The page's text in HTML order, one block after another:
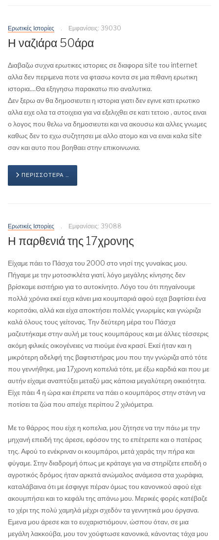
Ερωτικές Ιστορίες Εμφανίσεις: 39030
Η ναζιάρα 50άρα
Διαβαζω συχνα ερωτικες ιστοριες σε διαφορα site του internet
αλλα δεν περιμενα ποτε να φτασω κοντα σε μια πιθανη ερωτικη
ιστορια....Θα εξηγησω παρακατω πιο αναλυτικα.
Δεν ξερω αν θα δημοσιευτει η ιστορια γιατι δεν εγινε κατι ερωτικο
αλλα ειχε ολα τα στοιχεια για να εξελιχθει σε κατι τετοιο , αυτος ειναι
ο λογος που θελω να δημοσιευτει και να ακουσω και αλλες γνωμες
καθως δεν το εχω συζητησει με αλλο ατομο και να ειναι καλα site
σαν και αυτο που βοηθαει στην επικοινωνια.
ΠΕΡΙΣΣΌΤΕΡΑ …
Ερωτικές Ιστορίες Εμφανίσεις: 39088
Η παρθενιά της 17χρονης
Είχαμε πάει το Πάσχα του 2000 στο νησί της γυναίκας μου.
Πήγαμε με την μοτοσικλέτα γιατί, λόγο μεγάλης κίνησης δεν
βρίσκαμε εισιτήριο για το αυτοκίνητο. Λόγο του ότι πηγαίνουμε
πολλά χρόνια εκεί ειχα κάνει μια κουμπαριά αφού ειχα βαφτίσει ένα
κοριτσάκι, αλλά και είχα αποκτήσει πολλές γνωριμίες και γνώριζα
καλά όλους τους γείτονας. Την δεύτερη μέρα του Πάσχα
μαζευτήκαμε στην αυλή με τους κουμπάρους και με άλλες τέσσερις
ακόμη φιλικές οικογένειες να πιούμε ένα κρασί. Εκεί ήταν και η
μικρότερη αδελφή της βαφτιστήρας μου που την γνώριζα από τότε
που γεννήθηκε, μια 17χρονη κοπελιά τότε, με έξω καρδιά και που με
αυτήν είχαμε αναπτύξει μεταξύ μας κάποια μεγαλύτερη οικειότητα.
Είχε πάει 4 η ώρα και έπρεπε να πάει ο κουμπάρος στην στάνη να
ποτίσει τα ζώα που απείχε περίπου 2 χιλιόμετρα.
Με το θάρρος που είχε η κοπελια, μου ζήτησε να την πάω με την
μηχανή επειδή της άρεσε, εφόσον της το επέτρεπε και ο πατέρας
της. Αφού το ενέκριναν οι κουμπάροι, μετά χαράς την πήρα και
φύγαμε. Στην διαδρομή όπως με κράταγε για να στηρίζετε επειδή ο
αγροτικός δρόμος ήταν αρκετά ανώμαλος ανάμεσα στα χωράφια,
καταλάβαινα ότι με έσφιγγε πέραν όμως του κανονικού αφού είχε
ακουμπήσει και το κεφάλι της απάνω μου. Μερικές φορές κατέβαζε
το χέρι της πολύ χαμηλά μέχρι σχεδόν τα γεννητικά μου όργανα.
Εμενα μου άρεσε και το ευχαριστιόμουν, ώσπου όταν, σε μια
μεγάλη λακκούβα, μου τον χούφτωσε κανονικά, κάνοντας τάχα μου